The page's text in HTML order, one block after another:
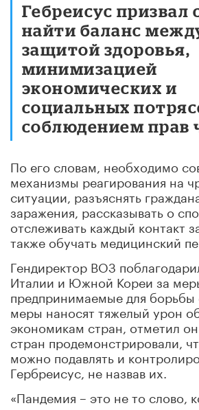
Гебреисус призвал
найти баланс
защитой здоровья,
минимизацией
экономических и
социальных
соблюдением прав
По его словам, необходимо
механизмы реагирования на
ситуации, разъяснять
заражения, рассказывать о
отслеживать каждый контакт
также обучать медицинский
Гендиректор ВОЗ
Италии и Южной Кореи за
предпринимаемые для
меры наносят тяжелый урон
экономикам стран, отметил
стран продемонстрировали,
можно подавлять и
Гербреисус, не назвав их.
«Пандемия – это не то слово,